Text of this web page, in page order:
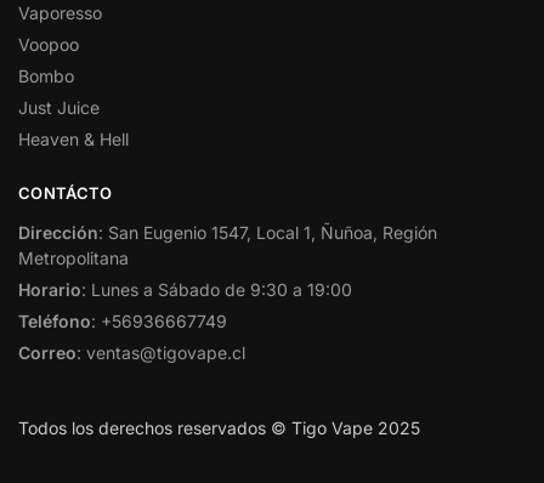
Vaporesso
Voopoo
Bombo
Just Juice
Heaven & Hell
CONTÁCTO
Dirección: San Eugenio 1547, Local 1, Ñuñoa, Región
Metropolitana
Horario: Lunes a Sábado de 9:30 a 19:00
Teléfono: +56936667749
Correo: ventas@tigovape.cl
Todos los derechos reservados © Tigo Vape 2025